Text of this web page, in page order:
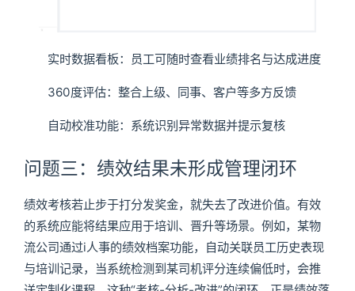
实时数据看板：员工可随时查看业绩排名与达成进度
360度评估：整合上级、同事、客户等多方反馈
自动校准功能：系统识别异常数据并提示复核
问题三：绩效结果未形成管理闭环
绩效考核若止步于打分发奖金，就失去了改进价值。有效
的系统应能将结果应用于培训、晋升等场景。例如，某物
流公司通过i人事的绩效档案功能，自动关联员工历史表现
与培训记录，当系统检测到某司机评分连续偏低时，会推